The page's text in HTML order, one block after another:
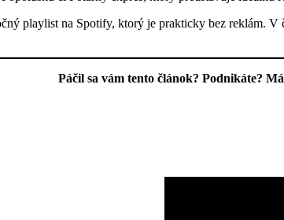
playlist na Spotify, ktorý je prakticky bez reklám. V
Páčil sa vám tento článok? Podnikáte?